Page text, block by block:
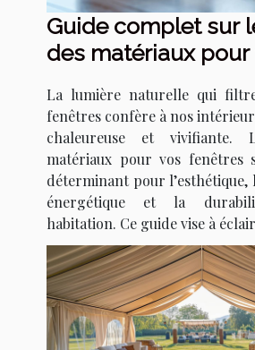
Guide complet sur
des matériaux pour
La lumière naturelle qui
fenêtres confère à nos
chaleureuse et vivifiante.
matériaux pour vos fenêtres
déterminant pour
énergétique et la
habitation. Ce guide vise à